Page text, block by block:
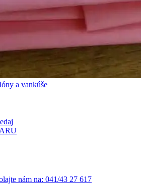
a vankúše
nám na: 041/43 27 617